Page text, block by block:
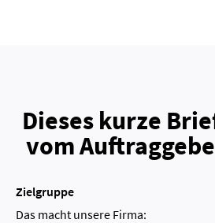
Dieses kurze
vom
Zielgruppe
Das macht unsere Firma: